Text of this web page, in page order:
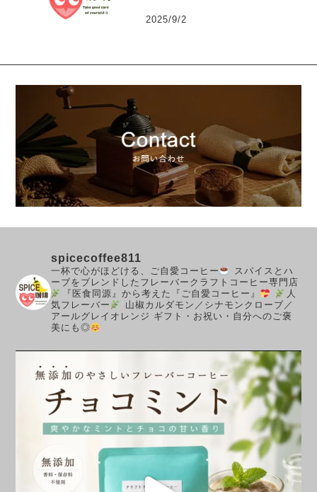
2025/9/2
spicecoffee811
一杯で心がほどける、ご自愛コーヒー
スパイスとハ
ーブをブレンドしたフレーバークラフトコーヒー専門店
『医食同源』から考えた『ご自愛コーヒー』
人
気フレーバー
山椒カルダモン／シナモンクローブ／
アールグレイオレンジ ギフト・お祝い・自分へのご褒
美にも◎